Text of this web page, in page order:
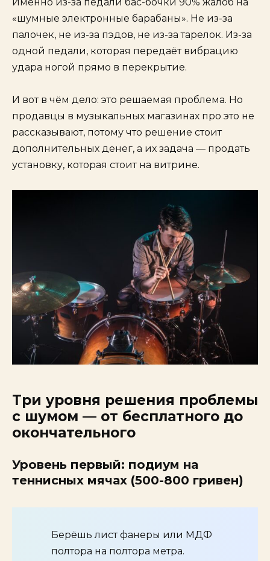
«шумные электронные барабаны». Не из-за
палочек, не из-за пэдов, не из-за тарелок. Из-за
одной педали, которая передаёт вибрацию
удара ногой прямо в перекрытие.
И вот в чём дело: это решаемая проблема. Но
продавцы в музыкальных магазинах про это не
рассказывают, потому что решение стоит
дополнительных денег, а их задача — продать
установку, которая стоит на витрине.
Три уровня решения проблемы
с шумом — от бесплатного до
окончательного
Уровень первый: подиум на
теннисных мячах (500-800 гривен)
Берёшь лист фанеры или МДФ
полтора на полтора метра.